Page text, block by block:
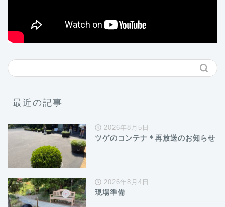
最近の記事
2026年8月5日
ツゲのコンテナ＊再放送のお知らせ
2026年8月4日
現場準備